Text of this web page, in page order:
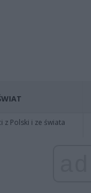
z Polski i ze świata